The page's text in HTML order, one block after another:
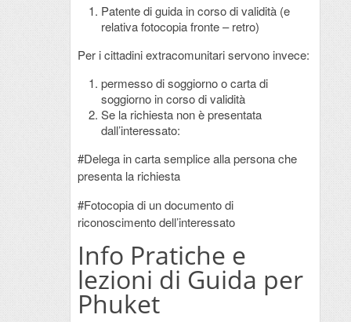
Patente di guida in corso di validità (e
relativa fotocopia fronte – retro)
Per i cittadini extracomunitari servono invece:
permesso di soggiorno o carta di
soggiorno in corso di validità
Se la richiesta non è presentata
dall’interessato:
#Delega in carta semplice alla persona che
presenta la richiesta
#Fotocopia di un documento di
riconoscimento dell’interessato
Info Pratiche e
lezioni di Guida per
Phuket